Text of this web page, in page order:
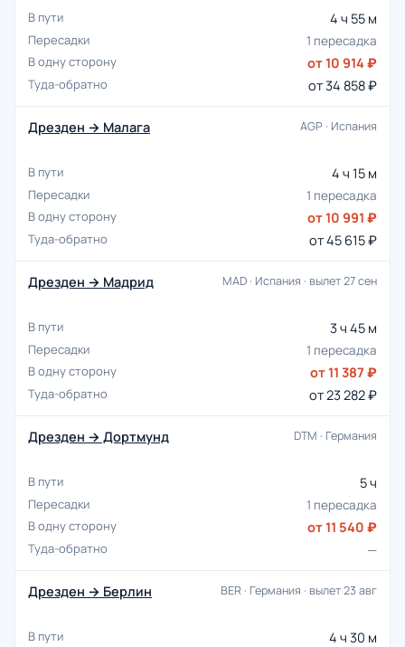
4 ч 55 м
1 пересадка
от 10 914 ₽
от 34 858 ₽
Дрезден → Малага AGP · Испания
4 ч 15 м
1 пересадка
от 10 991 ₽
от 45 615 ₽
Дрезден → Мадрид MAD · Испания · вылет 27 сен
3 ч 45 м
1 пересадка
от 11 387 ₽
от 23 282 ₽
Дрезден → Дортмунд DTM · Германия
5 ч
1 пересадка
от 11 540 ₽
—
Дрезден → Берлин BER · Германия · вылет 23 авг
4 ч 30 м